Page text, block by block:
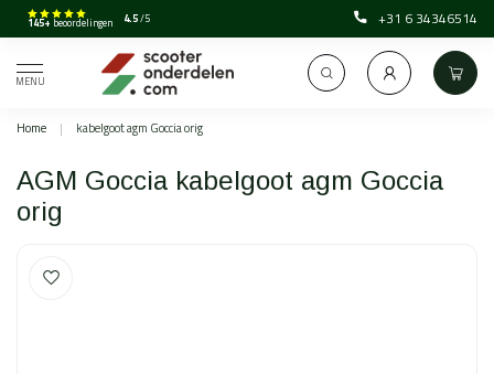
145+ beoordelingen 4.5/5 +31 6 34346514
MENU
Home | kabelgoot agm Goccia orig
AGM Goccia kabelgoot agm Goccia
orig